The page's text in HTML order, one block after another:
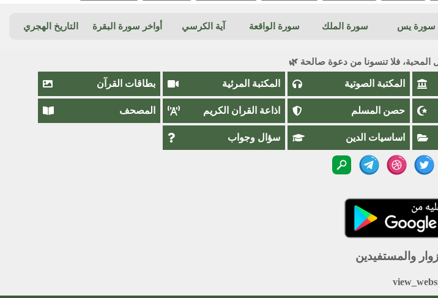
سورة يس سورة الملك سورة الواقعة آية الكرسي أواخر سورة البقرة التاريخ الهجري
المحبة، فلا تنسونا من دعوة صالحة 🌿
المكتبة الصوتية المكتبة المرئية بطاقات القرآن
حصن المسلم اذاعة القران الكريم المصحف
اساسيات الدين سؤال وجواب
والمستفيدين